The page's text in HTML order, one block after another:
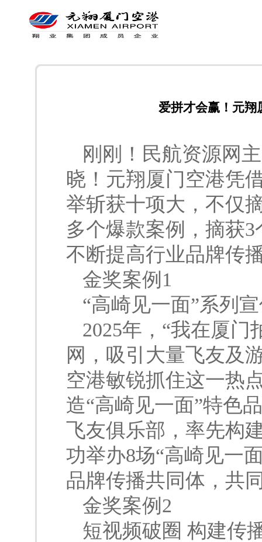
爱拼才会赢！元翔
刚刚！民航资源网
晓！元翔厦门空港凭
举斩获十项大，不仅
多个爆款案例，摘获
不断提高行业品牌传
金奖案例1
“高崎见一面”系列
2025年，“我在厦门
网，吸引大量飞友及
空港敏锐抓住这一热
造“高崎见一面”特色
飞友俱乐部，率先构
功举办8场“高崎见一
品牌传播共同体，共
金奖案例2
短视频破圈 构建传